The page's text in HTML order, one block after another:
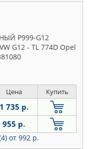
P999-G12
G12 - TL 774D Opel
Цена Купить
1 735 р.
955 р.
от 992 р.